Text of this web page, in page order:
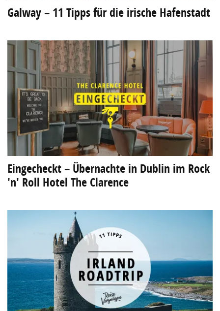
Galway – 11 Tipps für die irische Hafenstadt
Eingecheckt – Übernachte in Dublin im Rock
'n' Roll Hotel The Clarence